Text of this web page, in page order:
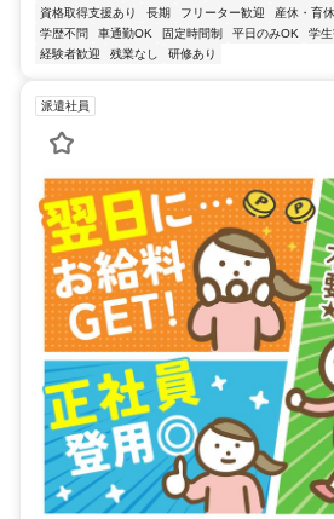
資格取得支援あり
長期 フリーター歓迎 産休・育
学歴不問
車通勤OK 固定時間制 平日のみOK 学
経験者歓迎
残業なし 研修あり
派遣社員